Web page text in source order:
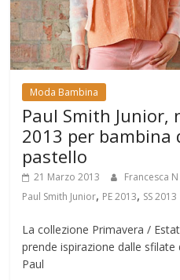
Moda Bambina
Paul Smith Junior,
2013 per bambina
pastello
21 Marzo 2013 Francesca N
Paul Smith Junior, PE 2013, SS 2013
La collezione Primavera /
prende ispirazione dalle
Paul